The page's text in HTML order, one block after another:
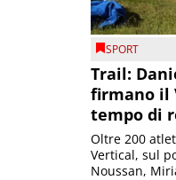
SPORT
Trail:
firmano il
tempo di
Oltre 200
Vertical, sul
Noussan,